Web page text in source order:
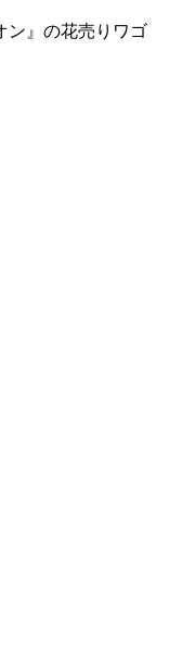
ン』の花売りワゴ